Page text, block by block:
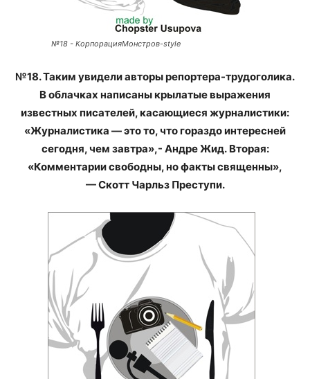
№18 - КорпорацияМонстров-style
№18. Таким увидели авторы репортера-трудоголика.
В облачках написаны крылатые выражения
известных писателей, касающиеся журналистики:
«Журналистика — это то, что гораздо интересней
сегодня, чем завтра»,- Андре Жид. Вторая:
«Комментарии свободны, но факты священны»,
— Скотт Чарльз Преступи.